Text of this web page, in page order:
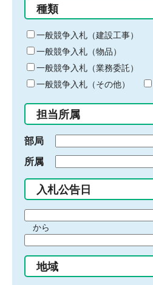
る
キ
ー
ワ
ー
ド
入
力
種類
一般競争入札（建設工事）
一般競争入札（物品）
一般競争入札（業務委託）
一般競争入札（その他）
担当所属
部局
所属
入札公告日
間
始
り
から
間
終
地域